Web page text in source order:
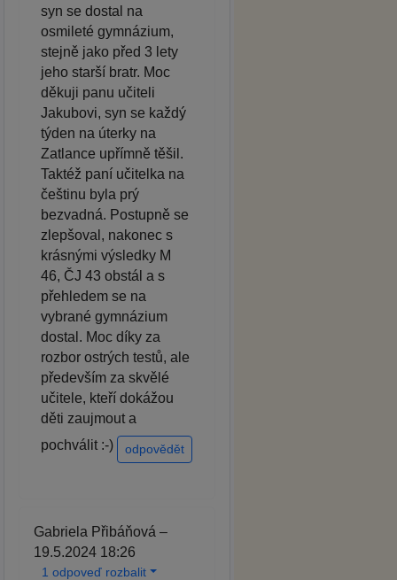
syn se dostal na
osmileté gymnázium,
stejně jako před 3 lety
jeho starší bratr. Moc
děkuji panu učiteli
Jakubovi, syn se každý
týden na úterky na
Zatlance upřímně těšil.
Taktéž paní učitelka na
češtinu byla prý
bezvadná. Postupně se
zlepšoval, nakonec s
krásnými výsledky M
46, ČJ 43 obstál a s
přehledem se na
vybrané gymnázium
dostal. Moc díky za
rozbor ostrých testů, ale
především za skvělé
učitele, kteří dokážou
děti zaujmout a
pochválit :-)
odpovědět
Gabriela Přibáňová –
19.5.2024 18:26
1 odpoveď rozbalit